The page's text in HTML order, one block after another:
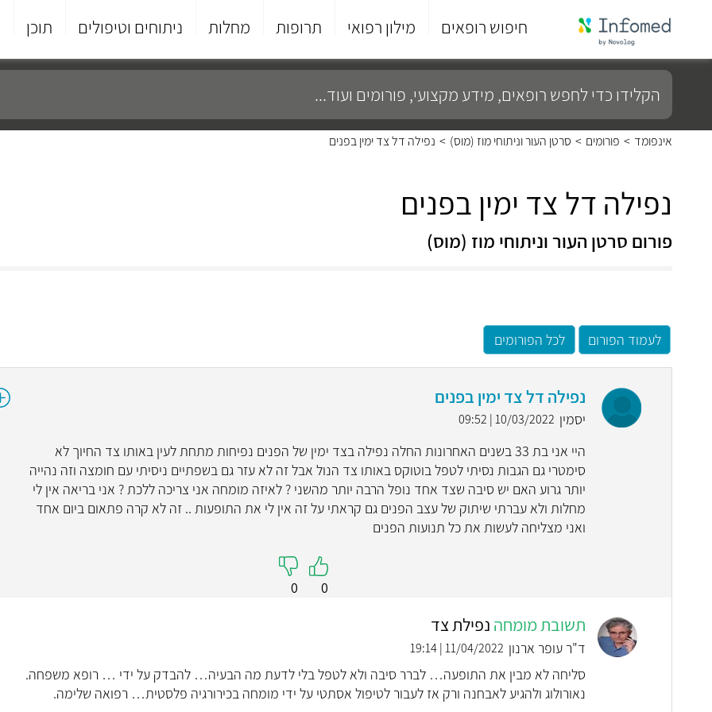
חיפוש רופאים מילון רפואי תרופות מחלות ניתוחים וטיפולים תוכן
סוף
התפריט
הקלידו
כדי
לחפש
רופאים,
מידע
מקצועי,
אינפומד > פורומים > סרטן העור וניתוחי מוז (מוס) > נפילה דל צד ימין בפנים
נפילה דל צד ימין בפנים
פורום סרטן העור וניתוחי מוז (מוס)
לעמוד הפורום לכל הפורומים
נפילה דל צד ימין בפנים
יסמין 10/03/2022 | 09:52
היי אני בת 33 בשנים האחרונות החלה נפילה בצד ימין של הפנים נפיחות מתחת לעין באותו צד החיוך לא
סימטרי גם הגבות נסיתי לטפל בוטוקס באותו צד הנול אבל זה לא עזר גם בשפתיים ניסיתי עם חומצה וזה נהייה
יותר גרוע האם יש סיבה שצד אחד נופל הרבה יותר מהשני ? לאיזה מומחה אני צריכה ללכת ? אני בריאה אין לי
מחלות ולא עברתי שיתוק של עצב הפנים גם קראתי על זה אין לי את התופעות .. זה לא קרה פתאום ביום אחד
ואני מצליחה לעשות את כל תנועות הפנים
0
0
תשובת מומחה נפילת צד
ד"ר עופר ארנון 11/04/2022 | 19:14
סליחה לא מבין את התופעה… לברר סיבה ולא לטפל בלי לדעת מה הבעיה… להבדק על ידי … רופא משפחה.
נאורולוג ולהגיע לאבחנה ורק אז לעבור לטיפול אסתטי על ידי מומחה בכירורגיה פלסטית… רפואה שלימה.
ד"ר
רפואת
5
"הייתה לי
מקצועי,נעים, סבלני